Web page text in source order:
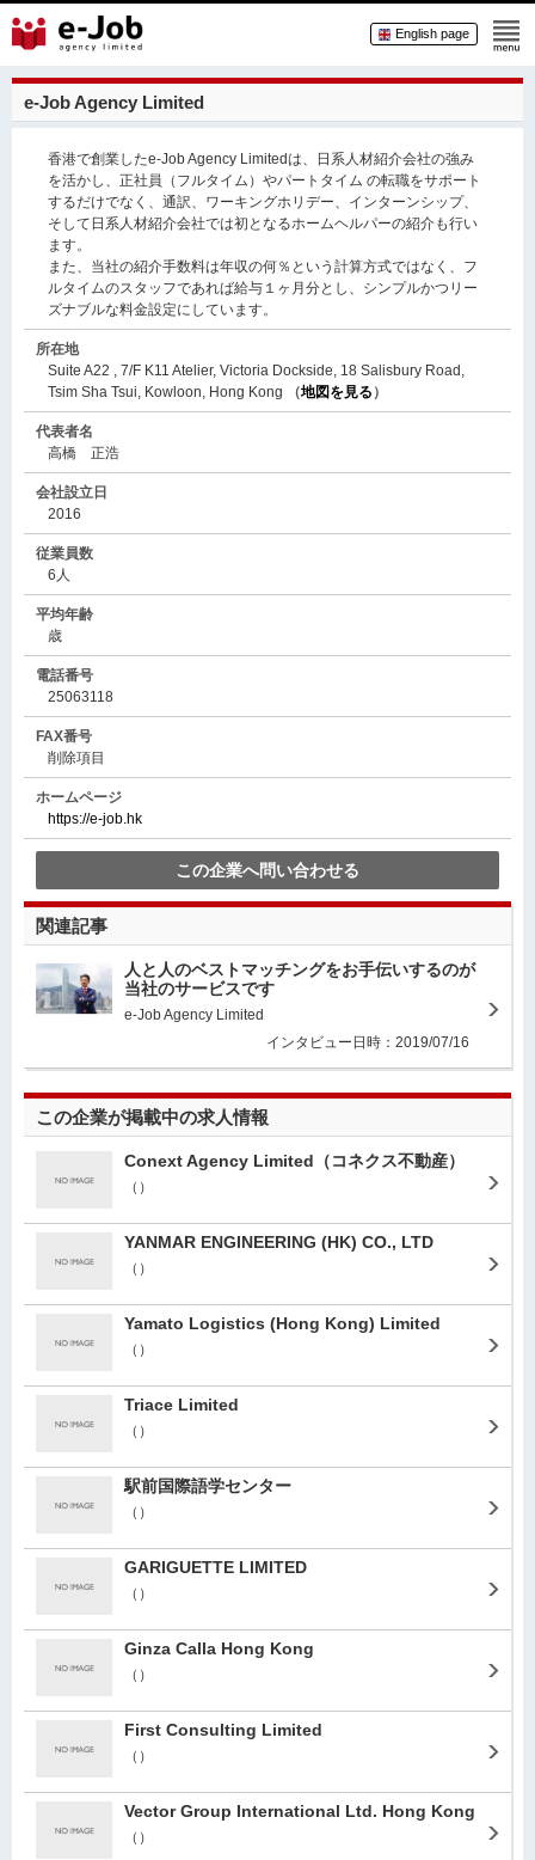
English page
e-Job Agency Limited
香港で創業したe-Job Agency Limitedは、日系人材紹介会社の強み
を活かし、正社員（フルタイム）やパートタイム の転職をサポート
するだけでなく、通訳、ワーキングホリデー、インターンシップ、
そして日系人材紹介会社では初となるホームヘルパーの紹介も行い
ます。
また、当社の紹介手数料は年収の何％という計算方式ではなく、フ
ルタイムのスタッフであれば給与１ヶ月分とし、シンプルかつリー
ズナブルな料金設定にしています。
所在地
Suite A22 , 7/F K11 Atelier, Victoria Dockside, 18 Salisbury Road,
Tsim Sha Tsui, Kowloon, Hong Kong
（地図を見る ）
代表者名
高橋 正浩
会社設立日
2016
従業員数
6人
平均年齢
歳
電話番号
25063118
FAX番号
削除項目
ホームページ
https://e-job.hk
この企業へ問い合わせる
関連記事
人と人のベストマッチングをお手伝いするのが
当社のサービスです
e-Job Agency Limited
インタビュー日時：2019/07/16
この企業が掲載中の求人情報
Conext Agency Limited（コネクス不動産）
（）
YANMAR ENGINEERING (HK) CO., LTD
（）
Yamato Logistics (Hong Kong) Limited
（）
Triace Limited
（）
駅前国際語学センター
（）
GARIGUETTE LIMITED
（）
Ginza Calla Hong Kong
（）
First Consulting Limited
（）
Vector Group International Ltd. Hong Kong
（）